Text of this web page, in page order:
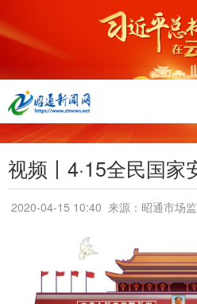
视频丨4·15全民国家
2020-04-15 10:40 来源：昭通市场